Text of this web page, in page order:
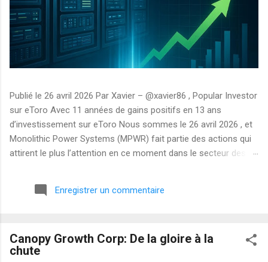
Publié le 26 avril 2026 Par Xavier – @xavier86 , Popular Investor
sur eToro Avec 11 années de gains positifs en 13 ans
d’investissement sur eToro Nous sommes le 26 avril 2026 , et
Monolithic Power Systems (MPWR) fait partie des actions qui
attirent le plus l’attention en ce moment dans le secteur des
premier trimestre 2026 (qui tombent le 30 avril après la
clôture), voici mon analyse simple et honnête. Qu’est-ce que
management ICs). Ses composants sont utilisés dans presque
tous les domaines qui consomment de l’électricité : serveurs
Enregistrer un commentaire
Canopy Growth Corp: De la gloire à la
chute